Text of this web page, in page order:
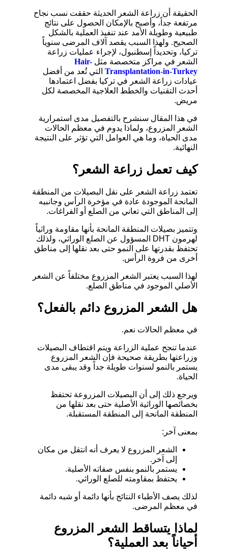
الحقيقة أن زراعة الشعر الحديثة حققت نسب نجاح
مرتفعة جداً، وأصبح بالإمكان الحصول على نتائج
طبيعية وطويلة الأمد عند تنفيذ العملية بالشكل
الصحيح. ولهذا السبب يقصد آلاف المرضى سنوياً
تركيا، وتحديداً إسطنبول، لإجراء عمليات زراعة
الشعر في مراكز متخصصة مثل Hair-
Transplantation-in-Turkey التي تُعد من أفضل
عيادات زراعة الشعر في تركيا بفضل اعتمادها
أحدث التقنيات والخطط العلاجية المخصصة لكل
مريض.
في هذا المقال سنشرح بالتفصيل مدى استمرارية
الشعر المزروع، ولماذا يدوم في معظم الحالات
مدى الحياة، وما هي العوامل التي تؤثر على النتيجة
النهائية.
كيف تعمل زراعة الشعر؟
تعتمد زراعة الشعر على نقل البصيلات من المنطقة
المانحة الموجودة عادة في مؤخرة الرأس وجانبيه
إلى المناطق التي تعاني من الصلع أو الفراغات.
وتتميز بصيلات المنطقة المانحة بأنها مقاومة وراثياً
لهرمون DHT المسؤول عن الصلع الوراثي، ولذلك
تحتفظ بقدرتها على النمو حتى بعد نقلها إلى مناطق
أخرى من فروة الرأس.
لهذا السبب يعتبر الشعر المزروع مختلفاً عن الشعر
الأصلي الموجود في مناطق الصلع.
هل الشعر المزروع دائم بالفعل؟
في معظم الحالات نعم.
عندما تنجح عملية الزراعة ويتم اقتطاف البصيلات
وزراعتها بطريقة صحيحة فإن الشعر المزروع
يستمر بالنمو لسنوات طويلة جداً وقد يبقى مدى
الحياة.
ويرجع ذلك إلى أن البصيلات المزروعة تحتفظ
بخصائصها الوراثية الأصلية حتى بعد نقلها من
المنطقة المانحة إلى المنطقة المستقبلة.
بمعنى آخر:
الشعر المزروع لا يعرف أنه انتقل من مكان
إلى آخر.
يستمر بالنمو بنفس صفاته الأصلية.
يحتفظ بمقاومته للصلع الوراثي.
لذلك يصف الأطباء النتائج بأنها دائمة أو شبه دائمة
في معظم المرضى.
لماذا يتساقط الشعر المزروع
أحياناً بعد العملية؟